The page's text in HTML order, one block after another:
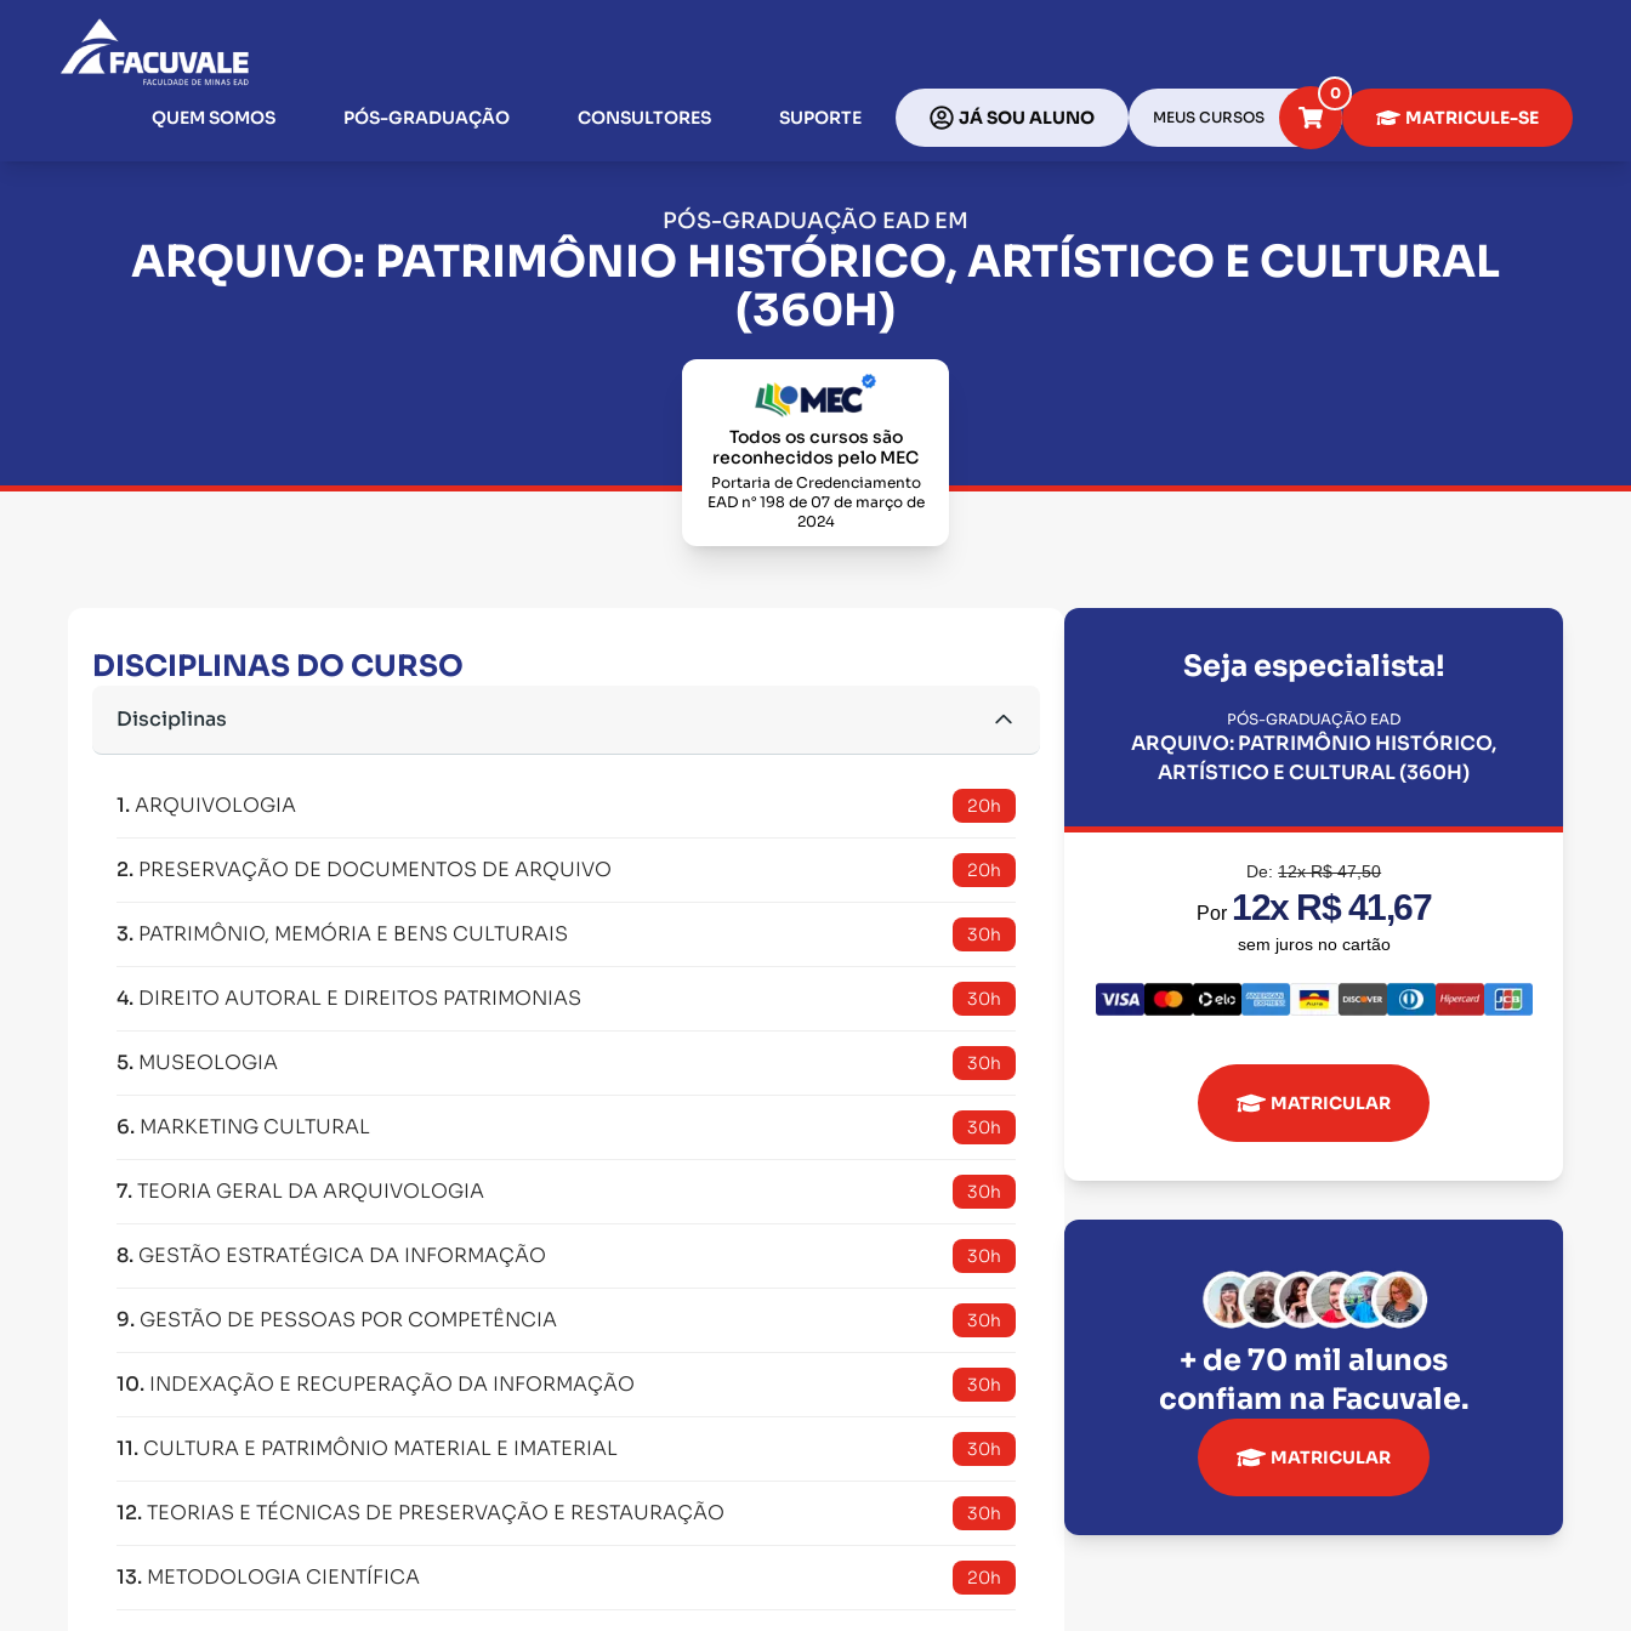
QUEM SOMOS PÓS-GRADUAÇÃO CONSULTORES SUPORTE JÁ SOU ALUNO MEUS CURSOS
0
MATRICULE-SE
PÓS-GRADUAÇÃO EAD EM
ARQUIVO: PATRIMÔNIO HISTÓRICO, ARTÍSTICO E CULTURAL
(360H)
Todos os cursos são
reconhecidos pelo MEC
Portaria de Credenciamento
EAD n° 198 de 07 de março de
2024
DISCIPLINAS DO CURSO
Disciplinas
1.ARQUIVOLOGIA 20h
2. PRESERVAÇÃO DE DOCUMENTOS DE ARQUIVO 20h
3. PATRIMÔNIO, MEMÓRIA E BENS CULTURAIS 30h
4. DIREITO AUTORAL E DIREITOS PATRIMONIAS 30h
5. MUSEOLOGIA 30h
6. MARKETING CULTURAL 30h
7.TEORIA GERAL DA ARQUIVOLOGIA 30h
8. GESTÃO ESTRATÉGICA DA INFORMAÇÃO 30h
9. GESTÃO DE PESSOAS POR COMPETÊNCIA 30h
10. INDEXAÇÃO E RECUPERAÇÃO DA INFORMAÇÃO 30h
11. CULTURA E PATRIMÔNIO MATERIAL E IMATERIAL 30h
12.TEORIAS E TÉCNICAS DE PRESERVAÇÃO E RESTAURAÇÃO 30h
13. METODOLOGIA CIENTÍFICA 20h
Seja especialista!
PÓS-GRADUAÇÃO EAD
ARQUIVO: PATRIMÔNIO HISTÓRICO,
ARTÍSTICO E CULTURAL (360H)
De:12x R$ 47,50
Por 12x R$ 41,67
sem juros no cartão
MATRICULAR
+ de 70 mil alunos
confiam na Facuvale.
MATRICULAR